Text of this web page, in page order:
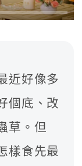
近好像多
個底、改
草。但
樣食先最